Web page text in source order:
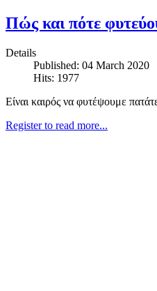
Πώς και πότε
Details
Published: 04 March 2020
Hits: 1977
Είναι καιρός να φυτέψουμε
Register to read more...